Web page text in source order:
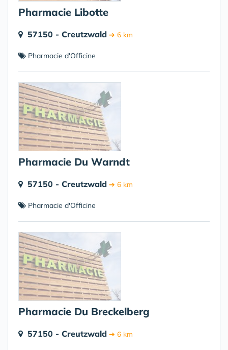
Pharmacie Libotte
57150 - Creutzwald ➔ 6 km
Pharmacie d'Officine
Pharmacie Du Warndt
57150 - Creutzwald ➔ 6 km
Pharmacie d'Officine
Pharmacie Du Breckelberg
57150 - Creutzwald ➔ 6 km